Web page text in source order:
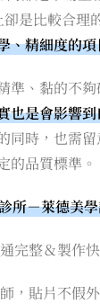
是比較合理
、精細度的
準、黏的不
也是會影響
同時，也需
的品質標準。
所－萊德美
完整＆製作
，貼片不假